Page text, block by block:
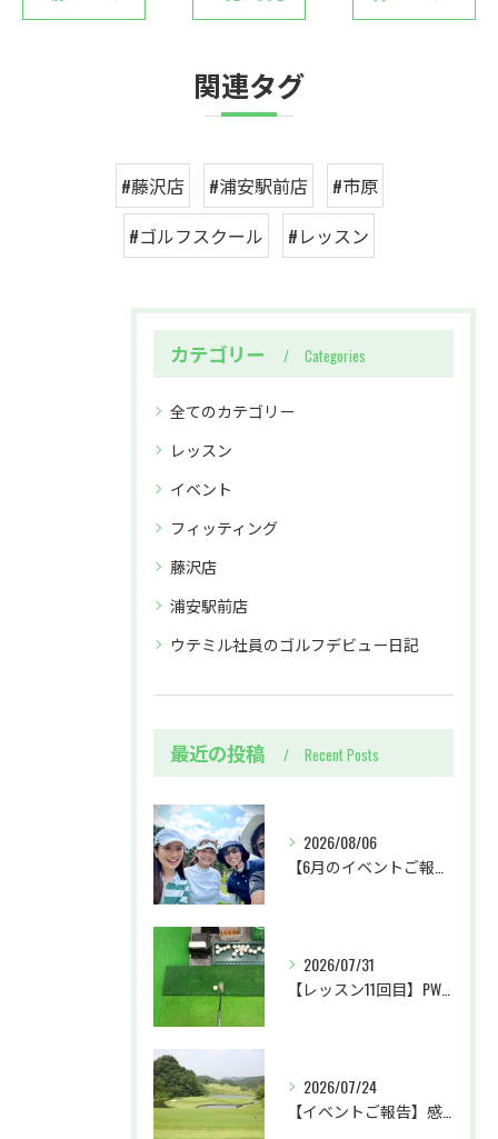
関連タグ
#藤沢店 #浦安駅前店
#市原
#ゴルフスクール
#レッスン
カテゴリー Categories
全てのカテゴリー
レッスン
イベント
フィッティング
藤沢店
浦安駅前店
ウテミル社員のゴルフデビュー日記
最近の投稿 Recent Posts
2026/08/06
【6月のイベントご報告 by リサオコーチ】
2026/07/31
【レッスン11回目】PW・SWクラブの使い分け＆パターに初挑戦
2026/07/24
【イベントご報告】感動のホールインワン達成！ラウンドレッスン＠ベルセルバカントリークラブ市原コース